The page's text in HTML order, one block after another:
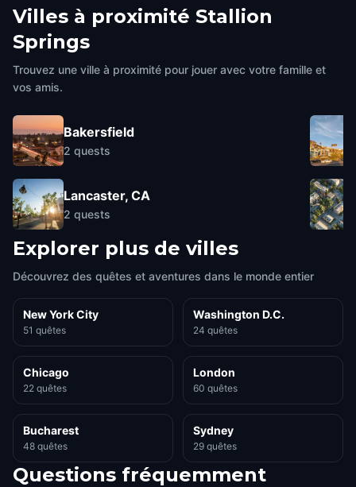
Villes à proximité Stallion
Springs
Trouvez une ville à proximité pour jouer avec votre famille et
vos amis.
Bakersfield
2 quests
Lancaster, CA
2 quests
Explorer plus de villes
Découvrez des quêtes et aventures dans le monde entier
New York City
51 quêtes
Washington D.C.
24 quêtes
Chicago
22 quêtes
London
60 quêtes
Bucharest
48 quêtes
Sydney
29 quêtes
Questions fréquemment